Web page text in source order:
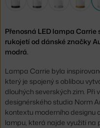
Přenosná LED lampa
rukojetí od dánské značky
modrá.
Lampa Carrie byla
který je spojený s oblibou
dlouhých severských zim. Při
designérského studia Norm
kontextu moderního designu
lampu, která najde využití na